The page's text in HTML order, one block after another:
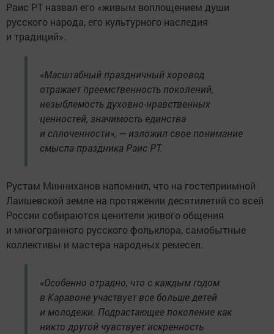
Раис РТ назвал его «живым воплощением души
русского народа, его культурного наследия
и традиций».
«Масштабный праздничный хоровод
отражает преемственность поколений,
незыблемость духовно-нравственных
ценностей, значимость единства
и сплоченности», — изложил свое понимание
смысла праздника Раис РТ.
Рустам Минниханов напомнил, что на гостеприимной
Лаишевской земле на протяжении десятилетий со всей
России собираются ценители живого общения
и многогранного русского фольклора, самобытные
коллективы и мастера народных ремесел.
«Особенно отрадно, что с каждым годом
в Каравоне участвует все больше детей
и молодежи. Подрастающее поколение как
никто другой чувствует искренность